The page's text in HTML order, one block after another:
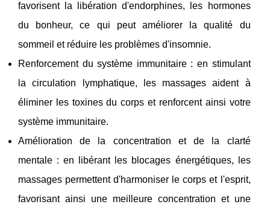
favorisent la libération d'endorphines, les hormones
du bonheur, ce qui peut améliorer la qualité du
sommeil et réduire les problèmes d'insomnie.
Renforcement du système immunitaire : en stimulant
la circulation lymphatique, les massages aident à
éliminer les toxines du corps et renforcent ainsi votre
système immunitaire.
Amélioration de la concentration et de la clarté
mentale : en libérant les blocages énergétiques, les
massages permettent d'harmoniser le corps et l'esprit,
favorisant ainsi une meilleure concentration et une